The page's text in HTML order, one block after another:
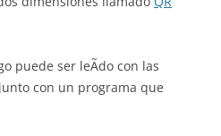
puede ser leÃ­do con las
con un programa que